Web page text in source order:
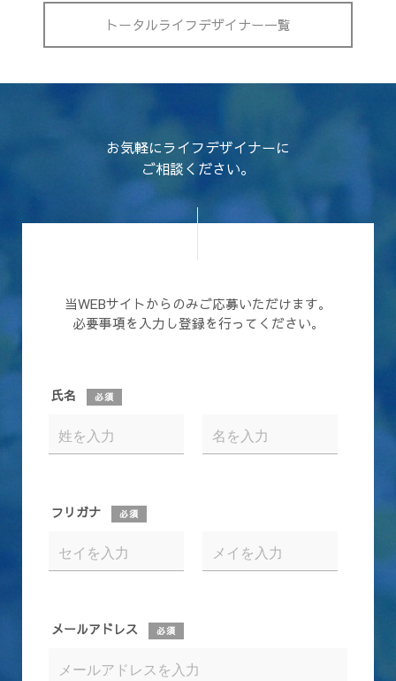
トータルライフデザイナー一覧
お気軽にライフデザイナーに
ご相談ください。
当WEBサイトからのみご応募いただけます。
必要事項を入力し登録を行ってください。
氏名 必須
フリガナ 必須
メールアドレス 必須